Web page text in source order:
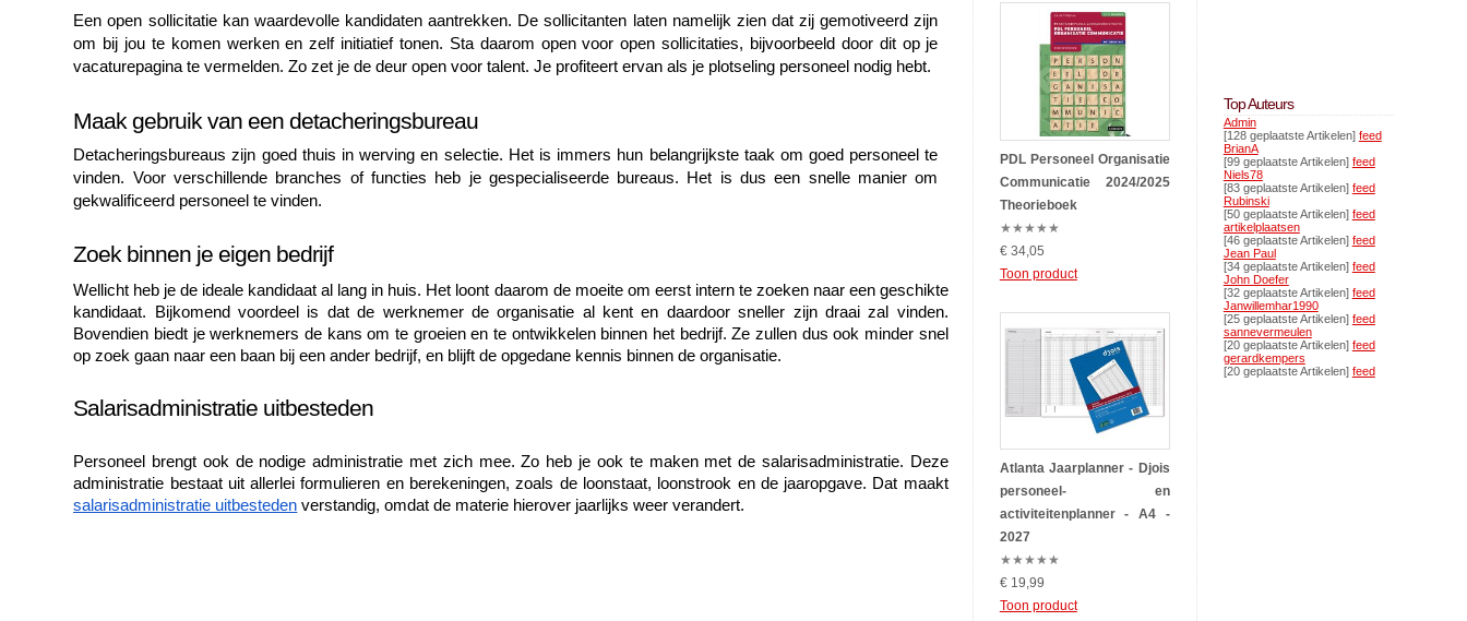
Een open sollicitatie kan waardevolle kandidaten aantrekken. De sollicitanten laten namelijk zien dat zij gemotiveerd zijn
om bij jou te komen werken en zelf initiatief tonen. Sta daarom open voor open sollicitaties, bijvoorbeeld door dit op je
vacaturepagina te vermelden. Zo zet je de deur open voor talent. Je profiteert ervan als je plotseling personeel nodig hebt.
Maak gebruik van een detacheringsbureau
Detacheringsbureaus zijn goed thuis in werving en selectie. Het is immers hun belangrijkste taak om goed personeel te
vinden. Voor verschillende branches of functies heb je gespecialiseerde bureaus. Het is dus een snelle manier om
gekwalificeerd personeel te vinden.
Zoek binnen je eigen bedrijf
Wellicht heb je de ideale kandidaat al lang in huis. Het loont daarom de moeite om eerst intern te zoeken naar een geschikte
kandidaat. Bijkomend voordeel is dat de werknemer de organisatie al kent en daardoor sneller zijn draai zal vinden.
Bovendien biedt je werknemers de kans om te groeien en te ontwikkelen binnen het bedrijf. Ze zullen dus ook minder snel
op zoek gaan naar een baan bij een ander bedrijf, en blijft de opgedane kennis binnen de organisatie.
Salarisadministratie uitbesteden
Personeel brengt ook de nodige administratie met zich mee. Zo heb je ook te maken met de salarisadministratie. Deze
administratie bestaat uit allerlei formulieren en berekeningen, zoals de loonstaat, loonstrook en de jaaropgave. Dat maakt
salarisadministratie uitbesteden verstandig, omdat de materie hierover jaarlijks weer verandert.
PDL Personeel Organisatie
Communicatie 2024/2025
Theorieboek
★★★★★
€ 34,05
Toon product
Atlanta Jaarplanner - Djois
personeel- en
activiteitenplanner - A4 -
2027
★★★★★
€ 19,99
Toon product
Top Auteurs
Admin
[128 geplaatste Artikelen] feed
BrianA
[99 geplaatste Artikelen] feed
Niels78
[83 geplaatste Artikelen] feed
Rubinski
[50 geplaatste Artikelen] feed
artikelplaatsen
[46 geplaatste Artikelen] feed
Jean Paul
[34 geplaatste Artikelen] feed
John Doefer
[32 geplaatste Artikelen] feed
Janwillemhar1990
[25 geplaatste Artikelen] feed
sannevermeulen
[20 geplaatste Artikelen] feed
gerardkempers
[20 geplaatste Artikelen] feed